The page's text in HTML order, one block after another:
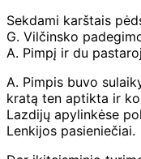
Sekdami karštais
G. Vilčinsko
A. Pimpį ir du
A. Pimpis buvo
kratą ten aptikta ir
Lazdijų apylinkėse
Lenkijos pasieniečiai.